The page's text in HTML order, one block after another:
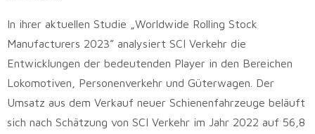
In ihrer aktuellen Studie „Worldwide Rolling Stock
Manufacturers 2023” analysiert SCI Verkehr die
Entwicklungen der bedeutenden Player in den Bereichen
Lokomotiven, Personenverkehr und Güterwagen. Der
Umsatz aus dem Verkauf neuer Schienenfahrzeuge beläuft
sich nach Schätzung von SCI Verkehr im Jahr 2022 auf 56,8